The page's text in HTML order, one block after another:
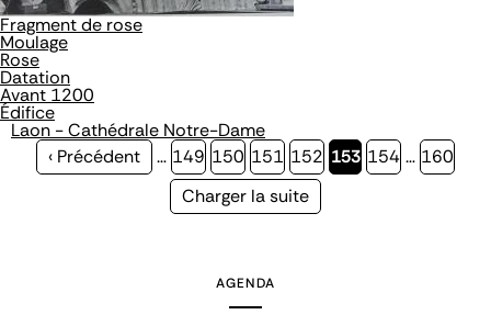
Fragment de rose
Moulage
Rose
Datation
Avant 1200
Édifice
Laon - Cathédrale Notre-Dame
Page
‹ Précédent … Page
149 Page
150 Page
151 Page
152 Page
153 Page
154 … Page
160
Page
Charger la suite
AGENDA